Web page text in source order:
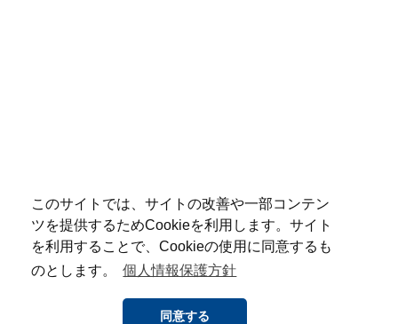
このサイトでは、サイトの改善や一部コンテン
ツを提供するためCookieを利用します。サイト
を利用することで、Cookieの使用に同意するも
のとします。
個人情報保護方針
同意する